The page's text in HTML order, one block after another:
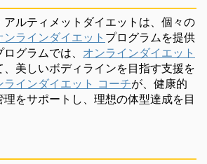
アルティメットダイエットは、個々の
ンラインダイエット プログラムを提供
グラムでは、 オンラインダイエット
、美しいボディラインを目指す支援を
ラインダイエット コーチが、健康的
をサポートし、理想の体型達成を目